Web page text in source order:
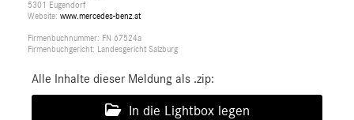
5301 Eugendorf
Website: www.mercedes-benz.at
Firmenbuchnummer: FN 67524a
Firmenbuchgericht: Landesgericht Salzburg
Alle Inhalte dieser Meldung als .zip:
In die Lightbox legen